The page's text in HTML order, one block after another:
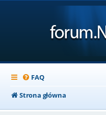
FAQ
Strona główna